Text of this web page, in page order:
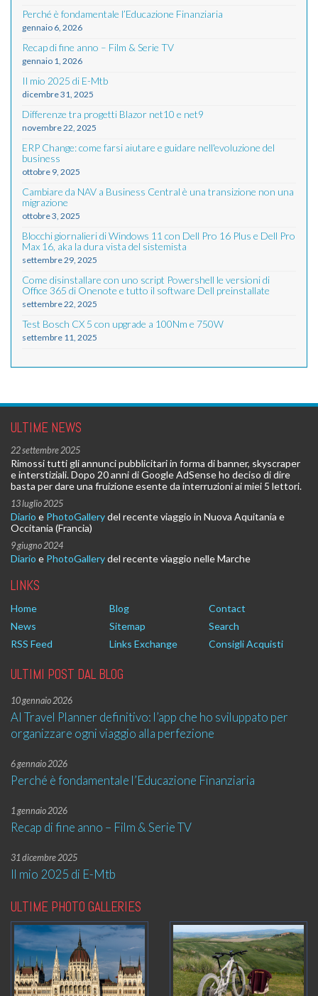
Perché è fondamentale l’Educazione Finanziaria
gennaio 6, 2026
Recap di fine anno – Film & Serie TV
gennaio 1, 2026
Il mio 2025 di E-Mtb
dicembre 31, 2025
Differenze tra progetti Blazor net10 e net9
novembre 22, 2025
ERP Change: come farsi aiutare e guidare nell'evoluzione del
business
ottobre 9, 2025
Cambiare da NAV a Business Central è una transizione non una
migrazione
ottobre 3, 2025
Blocchi giornalieri di Windows 11 con Dell Pro 16 Plus e Dell Pro
Max 16, aka la dura vista del sistemista
settembre 29, 2025
Come disinstallare con uno script Powershell le versioni di
Office 365 di Onenote e tutto il software Dell preinstallate
settembre 22, 2025
Test Bosch CX 5 con upgrade a 100Nm e 750W
settembre 11, 2025
ULTIME NEWS
22 settembre 2025
Rimossi tutti gli annunci pubblicitari in forma di banner, skyscraper
e interstiziali. Dopo 20 anni di Google AdSense ho deciso di dire
basta per dare una fruizione esente da interruzioni ai miei 5 lettori.
13 luglio 2025
Diario e PhotoGallerydel recente viaggio in Nuova Aquitania e
Occitania (Francia)
9 giugno 2024
Diario e PhotoGallerydel recente viaggio nelle Marche
LINKS
Home Blog
Contact
News
Sitemap
Search
RSS Feed
Links Exchange Consigli Acquisti
ULTIMI POST DAL BLOG
10 gennaio 2026
AI Travel Planner definitivo: l’app che ho sviluppato per
organizzare ogni viaggio alla perfezione
6 gennaio 2026
Perché è fondamentale l’Educazione Finanziaria
1 gennaio 2026
Recap di fine anno – Film & Serie TV
31 dicembre 2025
Il mio 2025 di E-Mtb
ULTIME PHOTO GALLERIES